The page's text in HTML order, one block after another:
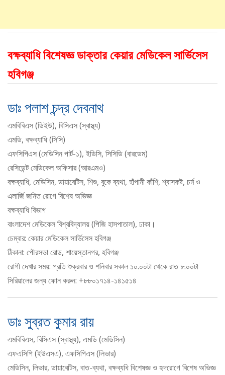
বক্ষব্যাধি বিশেষজ্ঞ ডাক্তার কেয়ার মেডিকেল সার্ভিসেস
হবিগঞ্জ
ডাঃ পলাশ চন্দ্র দেবনাথ
এমবিবিএস (ডিইউ), বিসিএস (স্বাস্থ্য)
এমডি, বক্ষব্যাধি (সিসি)
এফসিপিএস (মেডিসিন পার্ট-১), ইডিসি, সিসিডি (বারডেম)
রেসিডেন্ট মেডিকেল অফিসার (আরএমও)
বক্ষব্যাধি, মেডিসিন, ডায়াবেটিস, শিশু, বুকে ব্যথা, হাঁপানী কাঁশি, শ্বাসকষ্ট, চর্ম ও
এলার্জি জনিত রোগে বিশেষ অভিজ্ঞ
বক্ষব্যাধি বিভাগ
বাংলাদেশ মেডিকেল বিশ্ববিদ্যালয় (পিজি হাসপাতাল), ঢাকা।
চেম্বার: কেয়ার মেডিকেল সার্ভিসেস হবিগঞ্জ
ঠিকানা: পৌরসভা রোড, শায়েস্তানগর, হবিগঞ্জ
রোগী দেখার সময়: প্রতি শুক্রবার ও শনিবার সকাল ১০.০০টা থেকে রাত ৮.০০টা
সিরিয়ালের জন্য ফোন করুন: +৮৮০১৭১৪-১৪১৫১৪
ডাঃ সুব্রত কুমার রায়
এমবিবিএস, বিসিএস (স্বাস্থ্য), এমডি (মেডিসিন)
এফএসিপি (ইউএসএ), এফসিপিএস (লিভার)
মেডিসিন, লিভার, ডায়াবেটিস, বাত-ব্যথা, বক্ষব্যধি বিশেষজ্ঞ ও হৃদরোগে বিশেষ অভিজ্ঞ